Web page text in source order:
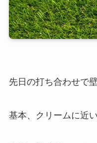
先日の打ち合わせで
基本、クリームに近